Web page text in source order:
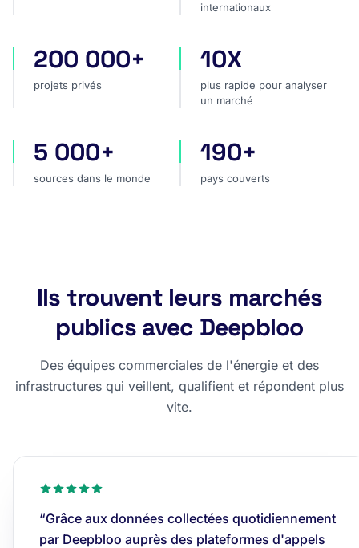
internationaux
projets privés
200 000+
projets privés
plus rapide pour analyser
10X
plus rapide pour analyser
un marché
sources dans le monde
5 000+
sources dans le monde
pays couverts
190+
pays couverts
Ils trouvent leurs marchés
publics avec Deepbloo
Des équipes commerciales de l'énergie et des
infrastructures qui veillent, qualifient et répondent plus
vite.
“Grâce aux données collectées quotidiennement
par Deepbloo auprès des plateformes d'appels